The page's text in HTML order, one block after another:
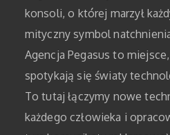
konsoli, o której marzył
mityczny symbol
Agencja Pegasus to
spotykają się światy
To tutaj łączymy nowe
każdego człowieka i